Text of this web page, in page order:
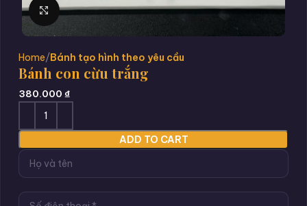
Click to enlarge
Home Bánh tạo hình theo yêu cầu
Bánh con cừu trắng
380.000 ₫
ADD TO CART